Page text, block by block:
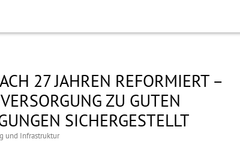
27 JAHREN REFORMIERT –
ZU GUTEN
SICHERGESTELLT
und Infrastruktur